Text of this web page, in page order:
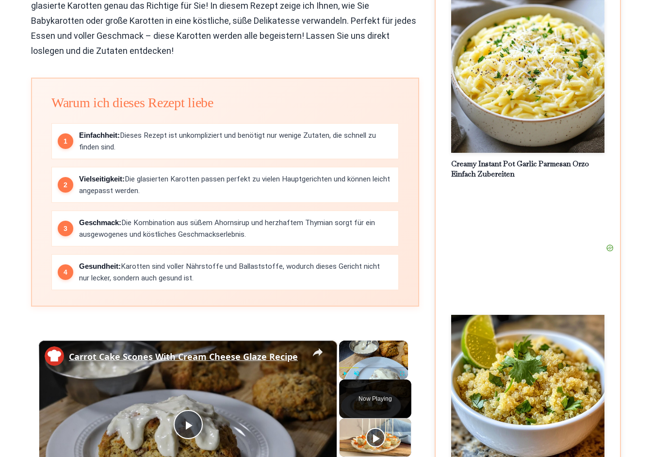
glasierte Karotten genau das Richtige für Sie! In diesem Rezept zeige ich Ihnen, wie Sie
Babykarotten oder große Karotten in eine köstliche, süße Delikatesse verwandeln. Perfekt für jedes
Essen und voller Geschmack – diese Karotten werden alle begeistern! Lassen Sie uns direkt
loslegen und die Zutaten entdecken!
Warum ich dieses Rezept liebe
Einfachheit:Dieses Rezept ist unkompliziert und benötigt nur wenige Zutaten, die schnell zu
finden sind.
Vielseitigkeit:Die glasierten Karotten passen perfekt zu vielen Hauptgerichten und können leicht
angepasst werden.
Geschmack:Die Kombination aus süßem Ahornsirup und herzhaftem Thymian sorgt für ein
ausgewogenes und köstliches Geschmackserlebnis.
Gesundheit:Karotten sind voller Nährstoffe und Ballaststoffe, wodurch dieses Gericht nicht
nur lecker, sondern auch gesund ist.
×
Unmute Fullscreen
Now Playing
×
Play
Carrot Cake Scones With Cream Cheese Glaze Recipe
Creamy Instant Pot Garlic Parmesan Orzo
Einfach Zubereiten